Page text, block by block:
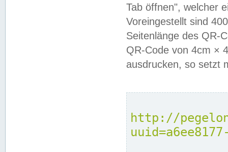
Tab öffnen", welcher
Voreingestellt sind
Seitenlänge des QR-
QR-Code von 4cm ×
ausdrucken, so setzt
http://